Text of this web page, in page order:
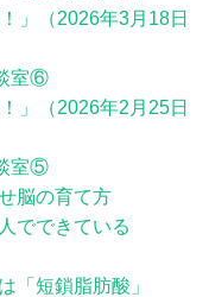
」（2026年3月18日
室⑥
」（2026年2月25日
室⑤
脳の育て方
でできている
短鎖脂肪酸」